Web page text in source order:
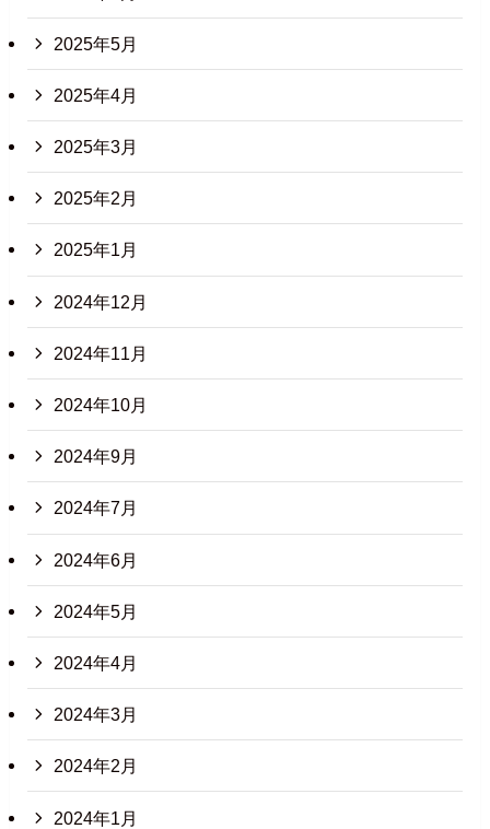
2025年5月
2025年4月
2025年3月
2025年2月
2025年1月
2024年12月
2024年11月
2024年10月
2024年9月
2024年7月
2024年6月
2024年5月
2024年4月
2024年3月
2024年2月
2024年1月